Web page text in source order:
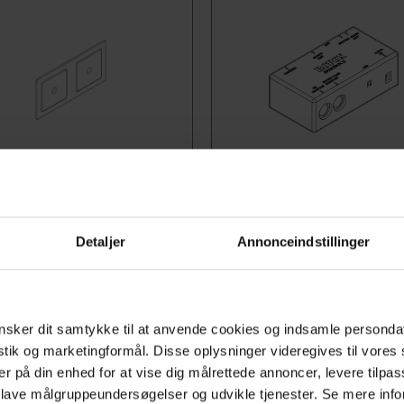
Detaljer Annonceindstillinger
dit samtykke til at anvende cookies og indsamle
og marketingformål. Disse oplysninger videregives til vores
på din enhed for at vise dig målrettede annoncer, levere
målgruppeundersøgelser og udvikle tjenester. Se mere
betjeningspanel (14 × 7
elektriske varianter af
designet for nem
betjening.
Kombinér alle
et sikkerhedsnetværk med
enhver aktivering af en
sikkerhedsstop i
standser alle bevægelser,